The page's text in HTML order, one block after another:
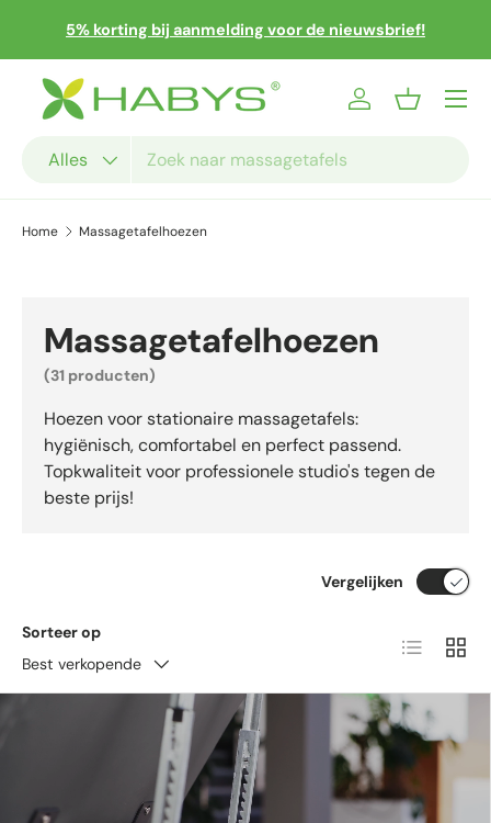
Ga naar inhoud
5% korting bij aanmelding voor de nieuwsbrief!
Alles
InloggenMandje
Menu
Home Massagetafelhoezen
Massagetafelhoezen
(31 producten)
Hoezen voor stationaire massagetafels:
hygiënisch, comfortabel en perfect passend.
Topkwaliteit voor professionele studio's tegen de
beste prijs!
Sorteer op
Best verkopende
Vergelijken
Lijst